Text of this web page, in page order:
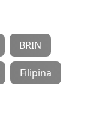
BRIN
Filipina